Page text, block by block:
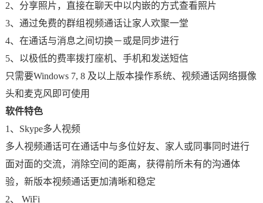
2、分享照片，直接在聊天中以内嵌的方式查看照片
3、通过免费的群组视频通话让家人欢聚一堂
4、在通话与消息之间切换－或是同步进行
5、以极低的费率拨打座机、手机和发送短信
只需要Windows 7, 8 及以上版本操作系统、视频通话网络摄像
头和麦克风即可使用
软件特色
1、Skype多人视频
多人视频通话可在通话中与多位好友、家人或同事同时进行
面对面的交流，消除空间的距离，获得前所未有的沟通体
验，新版本视频通话更加清晰和稳定
2、 WiFi